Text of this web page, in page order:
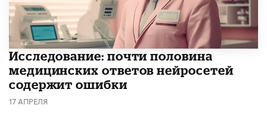
Исследование: почти половина
медицинских ответов нейросетей
содержит ошибки
17 АПРЕЛЯ